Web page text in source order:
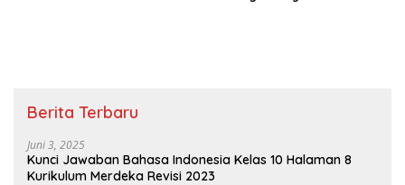
Berita Terbaru
Juni 3, 2025
Kunci Jawaban Bahasa Indonesia Kelas 10 Halaman 8
Kurikulum Merdeka Revisi 2023